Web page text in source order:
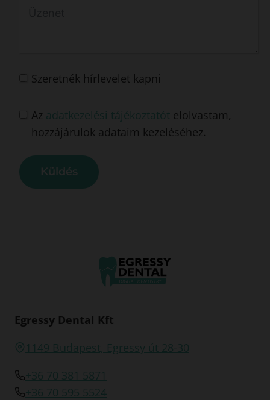
+
6
Szeretnék hírlevelet kapni
Az adatkezelési tájékoztatót elolvastam,
hozzájárulok adataim kezeléséhez.
Küldés
Egressy Dental Kft
1149 Budapest, Egressy út 28-30
+36 70 381 5871
+36 70 595 5524